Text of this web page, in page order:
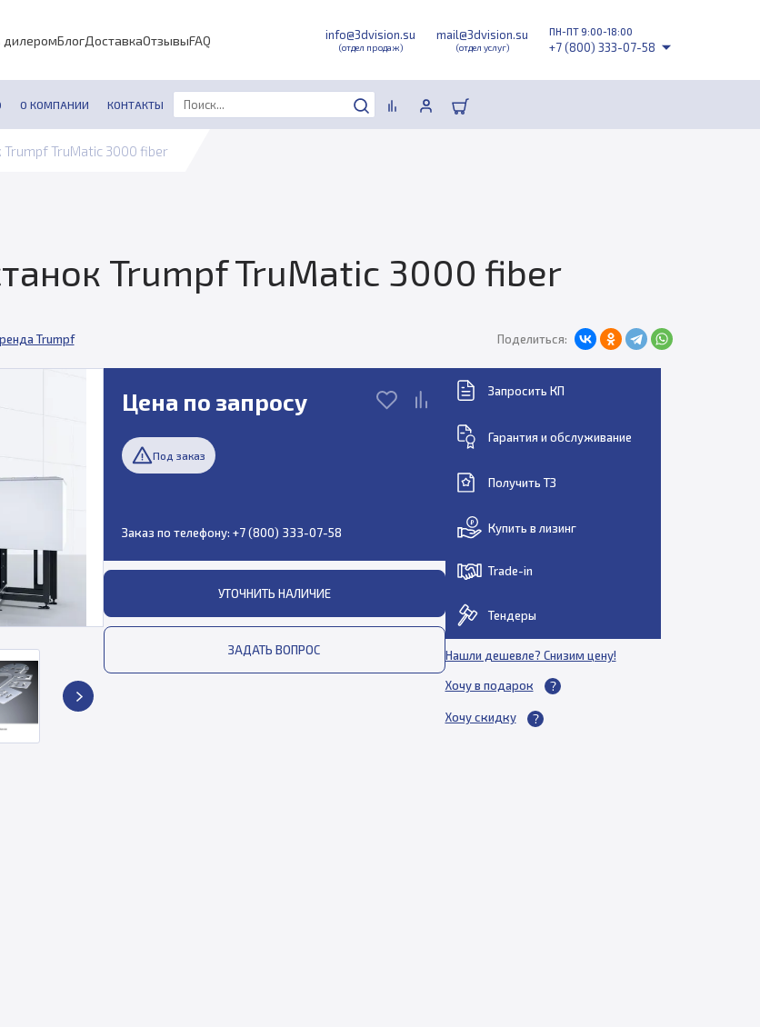
дилеромБлогДоставкаОтзывыFAQ info@3dvision.su
(отдел продаж)
mail@3dvision.su
(отдел услуг)
ПН-ПТ 9:00-18:00
+7 (800) 333-07-58
О КОМПАНИИ КОНТАКТЫ
Trumpf TruMatic 3000 fiber
Trumpf TruMatic 3000 fiber
Trumpf Поделиться:
Цена по запросу
Под заказ
Заказ по телефону: +7 (800) 333-07-58
УТОЧНИТЬ НАЛИЧИЕ
ЗАДАТЬ ВОПРОС
Запросить КП
Гарантия и обслуживание
Получить ТЗ
Купить в лизинг
Trade-in
Тендеры
Нашли дешевле? Снизим цену!
Хочу в подарок
Хочу скидку